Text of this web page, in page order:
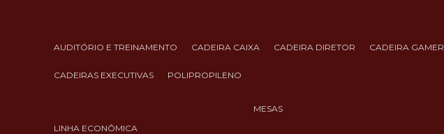
AUDITÓRIO E TREINAMENTO CADEIRA CAIXA CADEIRA DIRETOR CADEIRA GAMER
CADEIRAS EXECUTIVAS POLIPROPILENO
LINHA ECONÔMICA
MESAS